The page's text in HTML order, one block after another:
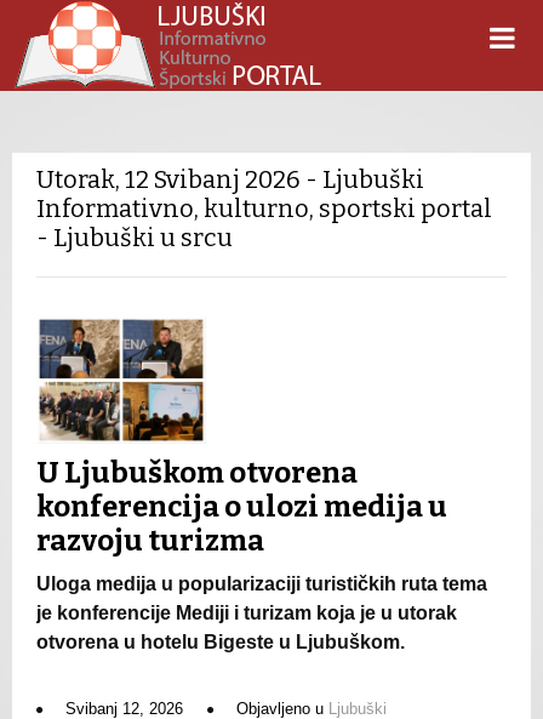
Utorak, 12 Svibanj 2026 - Ljubuški
Informativno, kulturno, sportski portal
- Ljubuški u srcu
U Ljubuškom otvorena
konferencija o ulozi medija u
razvoju turizma
Uloga medija u popularizaciji turističkih ruta tema
je konferencije Mediji i turizam koja je u utorak
otvorena u hotelu Bigeste u Ljubuškom.
Svibanj 12, 2026 Objavljeno u Ljubuški